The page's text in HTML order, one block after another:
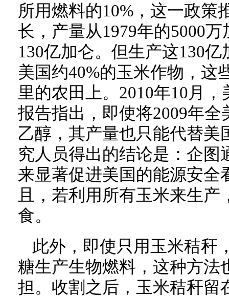
所用燃料的10%，这一政策
长，产量从1979年的5000
130亿加仑。但生产这130
美国约40%的玉米作物，这
里的农田上。2010年10月
报告指出，即使将2009年
乙醇，其产量也只能代替美
究人员得出的结论是：企图
来显著促进美国的能源安全
且，若利用所有玉米来生
食。
此外，即使只用玉米秸秆
糖生产生物燃料，这种方法
担。收割之后，玉米秸秆留